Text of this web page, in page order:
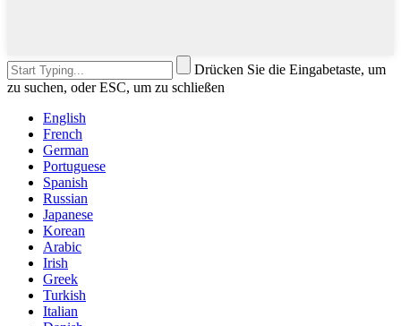
Drücken Sie die Eingabetaste, um
zu suchen, oder ESC, um zu schließen
English
French
German
Portuguese
Spanish
Russian
Japanese
Korean
Arabic
Irish
Greek
Turkish
Italian